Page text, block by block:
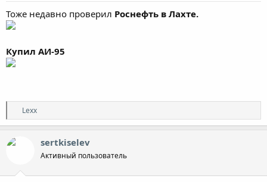
Тоже недавно проверил Роснефть в Лахте.
Купил АИ-95
Р
е
а
:
Lexx
sertkiselev
Активный пользователь